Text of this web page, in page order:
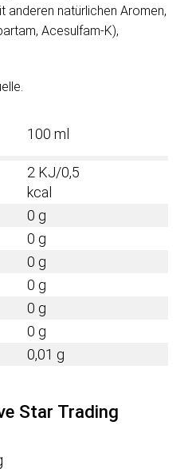
anderen natürlichen Aromen,
Acesulfam-K),
100 ml
2 KJ/0,5
kcal
0 g
0 g
0 g
0 g
0 g
0 g
0,01 g
Star Trading